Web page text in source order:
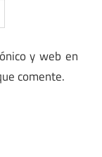
y web en
comente.